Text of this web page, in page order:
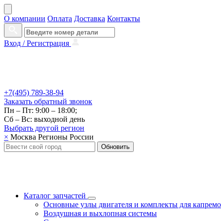
О компании Оплата Доставка Контакты
Вход /Регистрация
+7(495) 789-38-94
Заказать обратный звонок
Пн – Пт: 9:00 – 18:00;
Сб – Вс: выходной день
Выбрать другой регион
× Москва Регионы России
Обновить
Каталог запчастей
Основные узлы двигателя и комплекты для
Воздушная и выхлопная системы